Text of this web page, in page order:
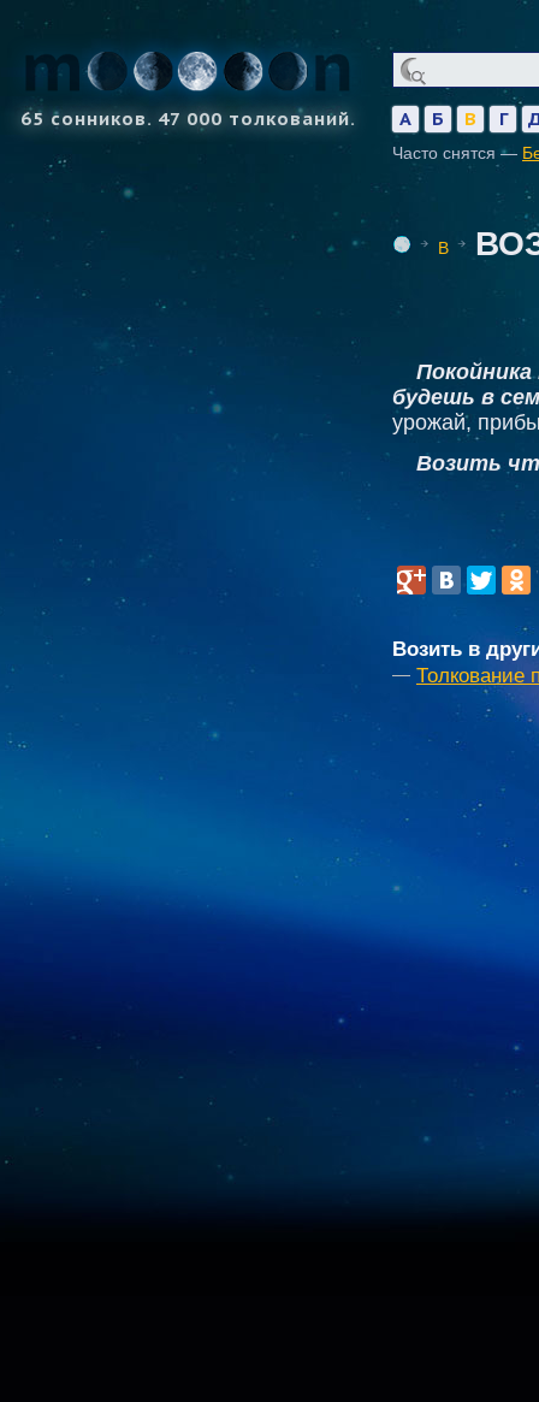
65 сонников. 47 000 толкований. А Б В Г
Часто снятся —
В
будешь в
урожай,
Возить
Возить в
Толкование